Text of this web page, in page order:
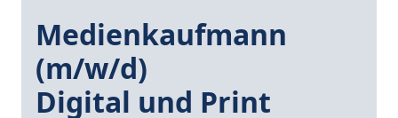
Medienkaufmann
(m/w/d)
Digital und Print